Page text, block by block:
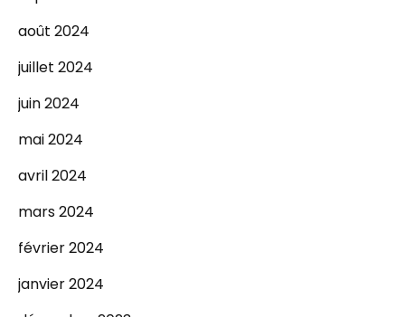
août 2024
juillet 2024
juin 2024
mai 2024
avril 2024
mars 2024
février 2024
janvier 2024